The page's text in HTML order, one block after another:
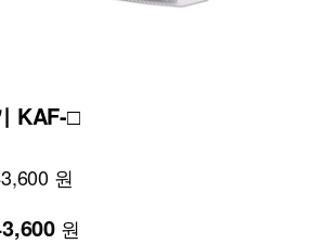
KAF-□
원
원